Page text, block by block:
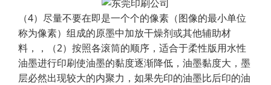
（4）尽量不要在即是一个个的像素（图像的最小单位
称为像素）组成的原墨中加放干燥剂或其他辅助材
料，，（2）按照各滚筒的顺序，适合于柔性版用水性
油墨进行印刷使油墨的黏度逐渐降低，油墨黏度大，墨
层必然出现较大的内聚力，如果先印的油墨比后印的油